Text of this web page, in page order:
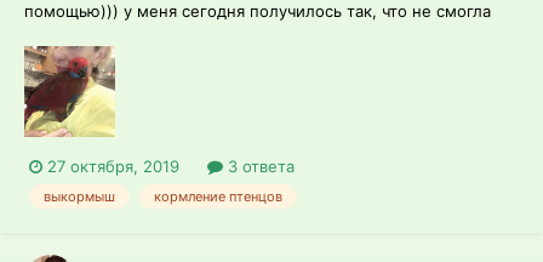
помощью))) у меня сегодня получилось так, что не смогла
меня 3 выкормленные аратинги и 5 летний Жако , спасённый
летучий Лис, и огромное количество всякой спасённой
пернатой мелочи- вроде не...
27 октября, 2019 3 ответа
выкормыш кормление птенцов